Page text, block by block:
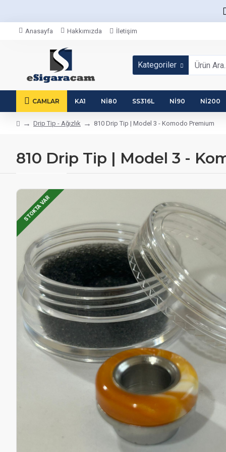
Anasayfa Hakkımızda İletişim
Kategoriler
CAMLAR KA1 NI80 SS316L NI90 NI200
Drip Tip - Ağızlık 810 Drip Tip | Model 3 - Komodo Premium
810 Drip Tip | Model 3 -
STOKTA VAR